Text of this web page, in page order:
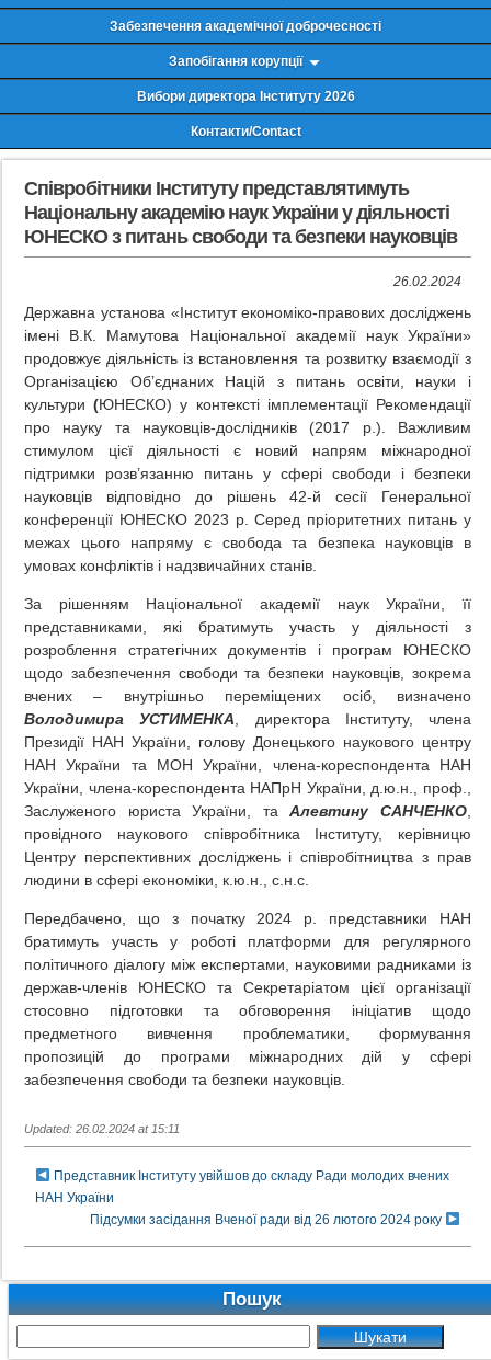
Забезпечення академічної доброчесності
Запобігання корупції
Вибори директора Інституту 2026
Контакти/Contact
Співробітники Інституту представлятимуть
Національну академію наук України у діяльності
ЮНЕСКО з питань свободи та безпеки науковців
26.02.2024
Державна установа «Інститут економіко-правових досліджень
імені В.К. Мамутова Національної академії наук України»
продовжує діяльність із встановлення та розвитку взаємодії з
Організацією Об’єднаних Націй з питань освіти, науки і
культури (ЮНЕСКО) у контексті імплементації Рекомендації
про науку та науковців-дослідників (2017 р.). Важливим
стимулом цієї діяльності є новий напрям міжнародної
підтримки розв’язанню питань у сфері свободи і безпеки
науковців відповідно до рішень 42-й сесії Генеральної
конференції ЮНЕСКО 2023 р. Серед пріоритетних питань у
межах цього напряму є свобода та безпека науковців в
умовах конфліктів і надзвичайних станів.
За рішенням Національної академії наук України, її
представниками, які братимуть участь у діяльності з
розроблення стратегічних документів і програм ЮНЕСКО
щодо забезпечення свободи та безпеки науковців, зокрема
вчених – внутрішньо переміщених осіб, визначено
Володимира УСТИМЕНКА , директора Інституту, члена
Президії НАН України, голову Донецького наукового центру
НАН України та МОН України, члена-кореспондента НАН
України, члена-кореспондента НАПрН України, д.ю.н., проф.,
Заслуженого юриста України, таАлевтину САНЧЕНКО
провідного наукового співробітника Інституту, керівницю
Центру перспективних досліджень і співробітництва з прав
людини в сфері економіки, к.ю.н., с.н.с.
Передбачено, що з початку 2024 р. представники НАН
братимуть участь у роботі платформи для регулярного
політичного діалогу між експертами, науковими радниками із
держав-членів ЮНЕСКО та Секретаріатом цієї організації
стосовно підготовки та обговорення ініціатив щодо
предметного вивчення проблематики, формування
пропозицій до програми міжнародних дій у сфері
забезпечення свободи та безпеки науковців.
Updated: 26.02.2024 at 15:11
Представник Інституту увійшов до складу Ради молодих вчених
НАН України
Підсумки засідання Вченої ради від 26 лютого 2024 року
Пошук